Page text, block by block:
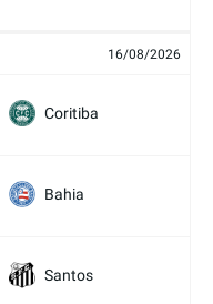
16/08/2026
Coritiba
Bahia
Santos